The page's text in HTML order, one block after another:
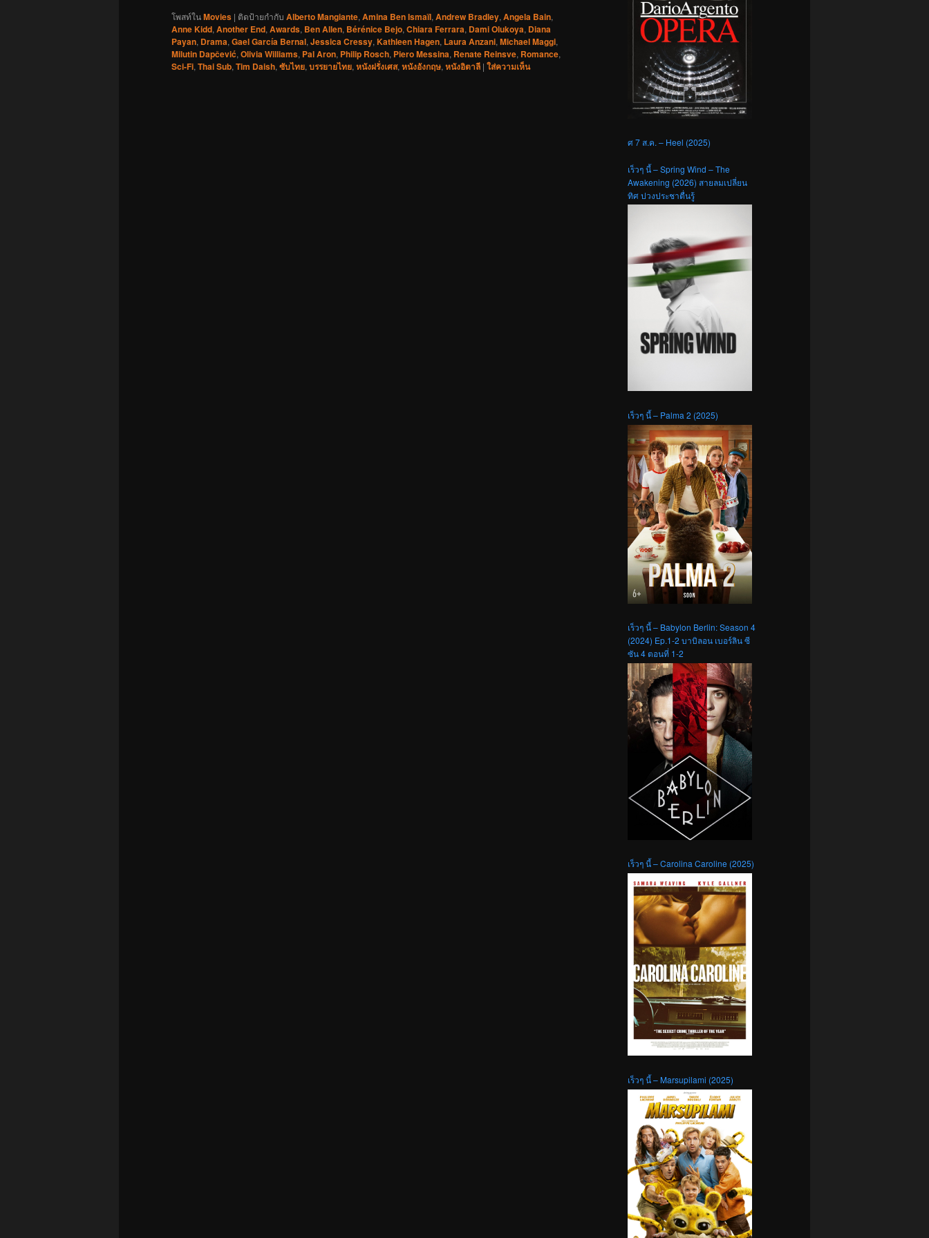
โพสท์ในMovies | ติดป้ายกำกับ Alberto Mangiante, Amina Ben Ismaïl, Andrew Bradley, Angela Bain,
Anne Kidd, Another End, Awards, Ben Allen, Bérénice Bejo, Chiara Ferrara, Dami Olukoya, Diana
Payan, Drama, Gael García Bernal, Jessica Cressy, Kathleen Hagen, Laura Anzani, Michael Maggi,
Milutin Dapčević, Olivia Williams, Pal Aron, Philip Rosch, Piero Messina, Renate Reinsve, Romance,
Sci-Fi, Thai Sub, Tim Daish, ซับไทย, บรรยายไทย, หนังฝรั่งเศส, หนังอังกฤษ, หนังอิตาลี | ใส่ความเห็น
ศ 7 ส.ค. – Heel (2025)
เร็วๆ นี้ – Spring Wind – The
Awakening (2026) สายลมเปลี่ยน
ทิศ ปวงประชาตื่นรู้
เร็วๆ นี้ – Palma 2 (2025)
เร็วๆ นี้ – Babylon Berlin: Season 4
(2024) Ep.1-2 บาบิลอน เบอร์ลิน ซี
ซัน 4 ตอนที่ 1-2
เร็วๆ นี้ – Carolina Caroline (2025)
เร็วๆ นี้ – Marsupilami (2025)